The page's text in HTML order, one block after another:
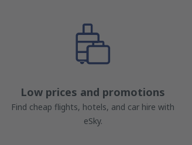
Low prices and promotions
Find cheap flights, hotels, and car hire with
eSky.